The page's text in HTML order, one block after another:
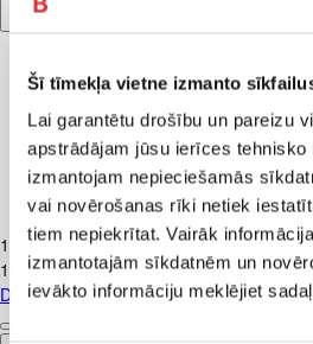
Šī tīmekļa vietne izmanto
Lai garantētu drošību un pareizu
apstrādājam jūsu ierīces tehnisko
izmantojam nepieciešamās
vai novērošanas rīki netiek
tiem nepiekrītat. Vairāk
izmantotajām sīkdatnēm un
ievākto informāciju meklējiet
Dilles
1
39€
13,9€/kg
Dilles 100g